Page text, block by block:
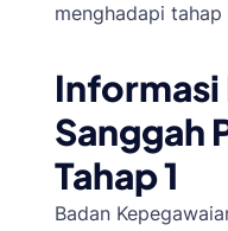
menghadapi
Informasi
Sanggah
Tahap 1
Badan